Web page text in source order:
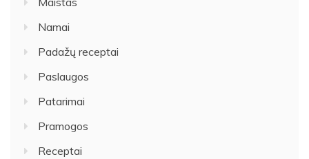
Namai
Padažų receptai
Paslaugos
Patarimai
Pramogos
Receptai